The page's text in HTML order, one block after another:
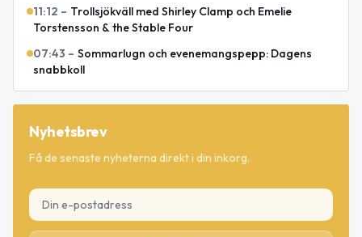
11:12 – Trollsjökväll med Shirley Clamp och Emelie
Torstensson & the Stable Four
07:43 – Sommarlugn och evenemangspepp: Dagens
snabbkoll
Nyhetsbrev
Få de senaste nyheterna direkt i din inkorg.